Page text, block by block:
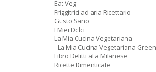
Eat Veg
Friggitrici ad aria Ricettario
Gusto Sano
I Miei Dolci
La Mia Cucina Vegetariana
- La Mia Cucina Vegetariana Green
Libro Delitti alla Milanese
Ricette Dimenticate